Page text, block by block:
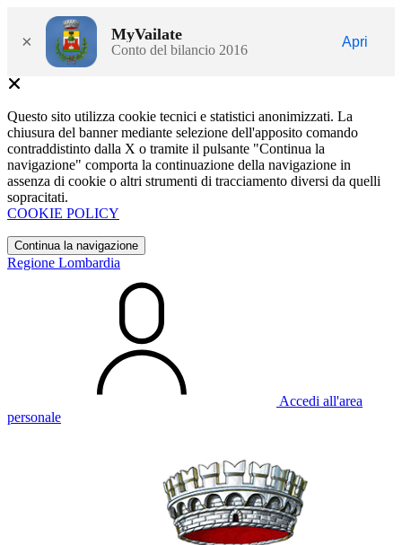
× MyVailate
Conto del bilancio 2016
Apri
Questo sito utilizza cookie tecnici e statistici anonimizzati. La
chiusura del banner mediante selezione dell'apposito comando
contraddistinto dalla X o tramite il pulsante "Continua la
navigazione" comporta la continuazione della navigazione in
assenza di cookie o altri strumenti di tracciamento diversi da quelli
sopracitati.
COOKIE POLICY
Continua la navigazione
Regione Lombardia
Accedi all'area
personale